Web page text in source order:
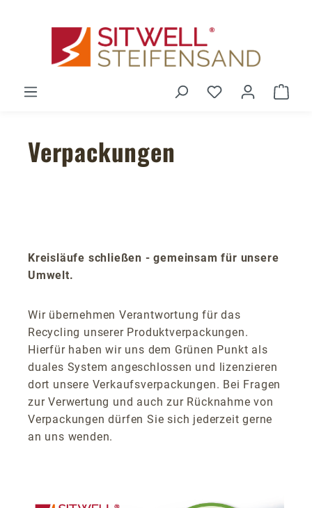
Du hast 0
Verpackungen
Kreisläufe schließen - gemeinsam für unsere
Umwelt.
Wir übernehmen Verantwortung für das
Recycling unserer Produktverpackungen.
Hierfür haben wir uns dem Grünen Punkt als
duales System angeschlossen und lizenzieren
dort unsere Verkaufsverpackungen. Bei Fragen
zur Verwertung und auch zur Rücknahme von
Verpackungen dürfen Sie sich jederzeit gerne
an uns wenden.